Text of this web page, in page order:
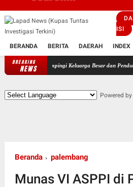
ISI
BERANDA BERITA DAERAH INDEX
BREAKING
NEWS
Didampingi Keluarga Besar dan Pendukung
Powered by
Beranda palembang
Munas VI ASPPI di